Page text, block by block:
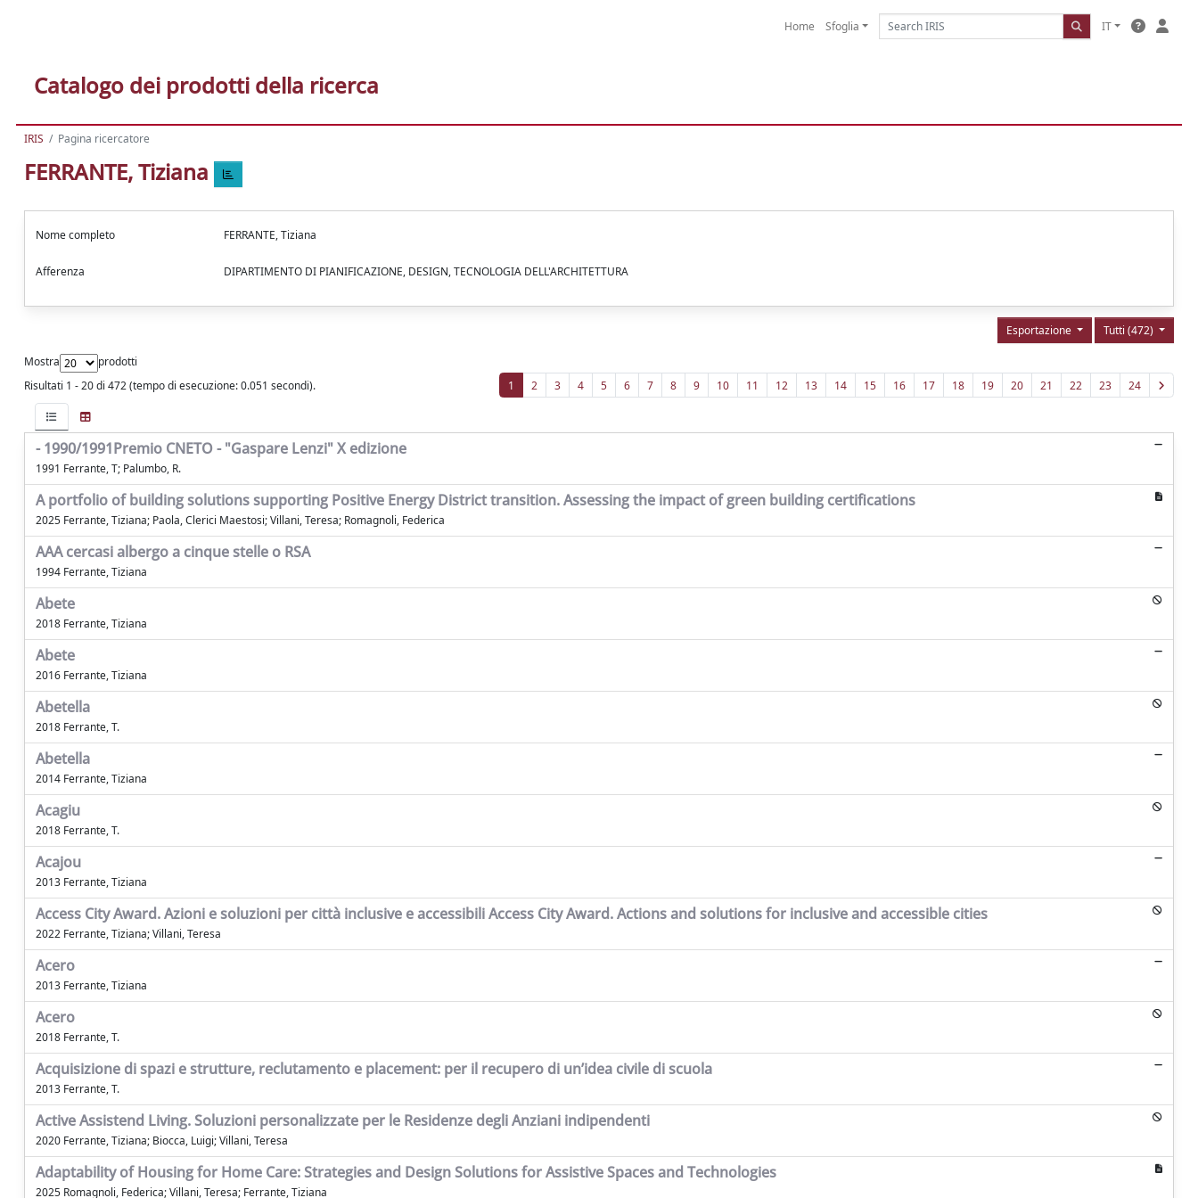
Home Sfoglia IT
Catalogo dei prodotti della ricerca
IRIS Pagina ricercatore
FERRANTE, Tiziana
Nome completo FERRANTE, Tiziana
Afferenza DIPARTIMENTO DI PIANIFICAZIONE, DESIGN, TECNOLOGIA DELL'ARCHITETTURA
Tutti (472)
Esportazione
Mostra
prodotti
Risultati 1 - 20 di 472 (tempo di esecuzione: 0.051 secondi).
1 2 3 4 5 6 7 8 9 10 11 12 13 14 15 16 17 18 19 20 21 22 23 24
- 1990/1991Premio CNETO - "Gaspare Lenzi" X edizione
1991 Ferrante, T; Palumbo, R.
A portfolio of building solutions supporting Positive Energy District transition. Assessing the impact of green building certifications
2025 Ferrante, Tiziana; Paola, Clerici Maestosi; Villani, Teresa; Romagnoli, Federica
AAA cercasi albergo a cinque stelle o RSA
1994 Ferrante, Tiziana
Abete
2018 Ferrante, Tiziana
Abete
2016 Ferrante, Tiziana
Abetella
2018 Ferrante, T.
Abetella
2014 Ferrante, Tiziana
Acagiu
2018 Ferrante, T.
Acajou
2013 Ferrante, Tiziana
Access City Award. Azioni e soluzioni per città inclusive e accessibili Access City Award. Actions and solutions for inclusive and accessible cities
2022 Ferrante, Tiziana; Villani, Teresa
Acero
2013 Ferrante, Tiziana
Acero
2018 Ferrante, T.
Acquisizione di spazi e strutture, reclutamento e placement: per il recupero di un’idea civile di scuola
2013 Ferrante, T.
Active Assistend Living. Soluzioni personalizzate per le Residenze degli Anziani indipendenti
2020 Ferrante, Tiziana; Biocca, Luigi; Villani, Teresa
Adaptability of Housing for Home Care: Strategies and Design Solutions for Assistive Spaces and Technologies
2025 Romagnoli, Federica; Villani, Teresa; Ferrante, Tiziana